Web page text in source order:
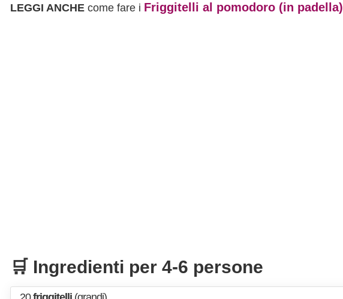
LEGGI ANCHE come fare i Friggitelli al pomodoro (in padella)
🛒 Ingredienti per 4-6 persone